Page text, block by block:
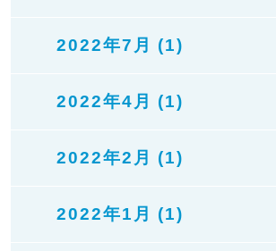
2022年7月 (1)
2022年4月 (1)
2022年2月 (1)
2022年1月 (1)